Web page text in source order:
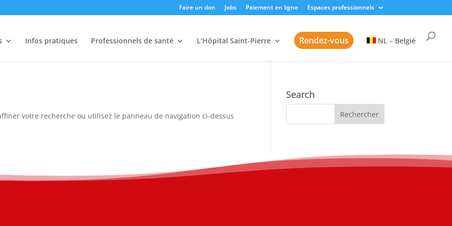
Faire un don Jobs Paiement en ligne Espaces professionnels
Infos pratiques Professionnels de santé L’Hôpital Saint-Pierre Rendez-vous NL – België
votre recherche ou utilisez le panneau de navigation ci-dessus
Search